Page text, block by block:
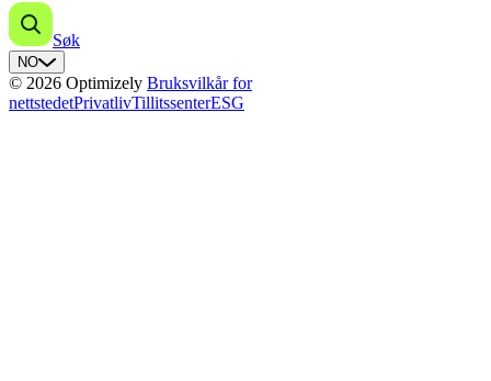
Søk
NO
© 2026 Optimizely Bruksvilkår for
nettstedetPrivatlivTillitssenterESG